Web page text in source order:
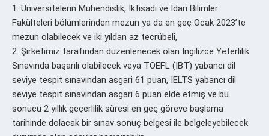
1. Üniversitelerin Mühendislik, İktisadi ve İdari Bilimler
Fakülteleri bölümlerinden mezun ya da en geç Ocak 2023’te
mezun olabilecek ve iki yıldan az tecrübeli,
2. Şirketimiz tarafından düzenlenecek olan İngilizce Yeterlilik
Sınavında başarılı olabilecek veya TOEFL (IBT) yabancı dil
seviye tespit sınavından asgari 61 puan, IELTS yabancı dil
seviye tespit sınavından asgari 6 puan elde etmiş ve bu
sonucu 2 yıllık geçerlilik süresi en geç göreve başlama
tarihinde dolacak bir sınav sonuç belgesi ile belgeleyebilecek